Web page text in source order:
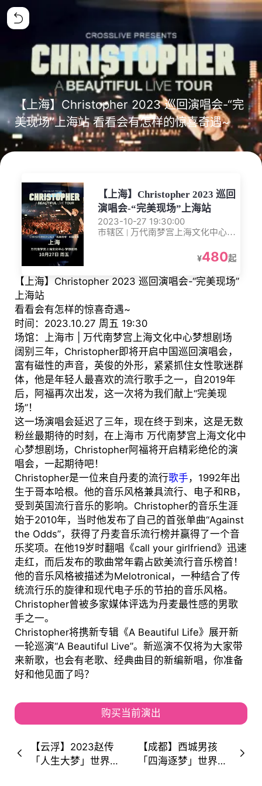
【上海】Christopher 2023 巡回演唱会-“完
美现场”上海站 看看会有怎样的惊喜奇遇~
【上海】Christopher 2023 巡回
演唱会-“完美现场”上海站
2023-10-27 19:30:00
市辖区 | 万代南梦宫上海文化中心梦
¥480起
【上海】Christopher 2023 巡回演唱会-“完美现场”
上海站
看看会有怎样的惊喜奇遇~
时间：2023.10.27 周五 19:30
场馆：上海市 | 万代南梦宫上海文化中心梦想剧场
阔别三年，Christopher即将开启中国巡回演唱会，
富有磁性的声音，英俊的外形，紧紧抓住女性歌迷群
体，他是年轻人最喜欢的流行歌手之一，自2019年
后，阿福再次出发，这一次将为我们献上“完美现
场”！
这一场演唱会延迟了三年，现在终于到来，这是无数
粉丝最期待的时刻，在上海市 万代南梦宫上海文化中
心梦想剧场，Christopher阿福将开启精彩绝伦的演
唱会，一起期待吧！
Christopher是一位来自丹麦的流行歌手 ，1992年出
生于哥本哈根。他的音乐风格兼具流行、电子和RB，
受到英国流行音乐的影响。Christopher的音乐生涯
始于2010年，当时他发布了自己的首张单曲“Against
the Odds”，获得了丹麦音乐流行榜并赢得了一个音
乐奖项。在他19岁时翻唱《call your girlfriend》迅速
走红，而后发布的歌曲常年霸占欧美流行音乐榜首！
他的音乐风格被描述为Melotronical，一种结合了传
统流行乐的旋律和现代电子乐的节拍的音乐风格。
Christopher曾被多家媒体评选为丹麦最性感的男歌
手之一。
Christopher将携新专辑《A Beautiful Life》展开新
一轮巡演“A Beautiful Live”。新巡演不仅将为大家带
来新歌，也会有老歌、经典曲目的新编新唱，你准备
好和他见面了吗？
购买当前演出
【云浮】2023赵传
「人生大梦」世界巡
【成都】西城男孩
「四海逐梦」世界巡